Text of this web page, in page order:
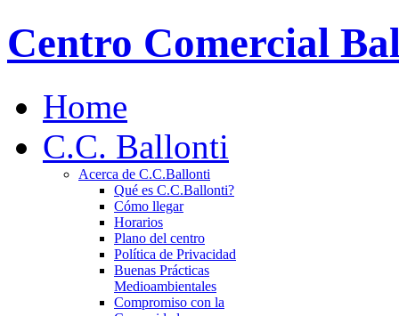
Centro Comercial
Home
C.C. Ballonti
Acerca de C.C.Ballonti
Qué es C.C.Ballonti?
Cómo llegar
Horarios
Plano del centro
Política de Privacidad
Buenas Prácticas
Medioambientales
Compromiso con la